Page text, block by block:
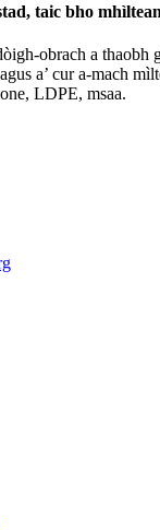
taic bho
obrach a thaobh
a’ cur a-mach
LDPE, msaa.